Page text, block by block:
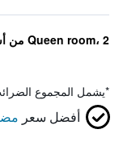
Queen room، 2 من أسرّة الكوين
*يشمل المجموع
أفضل سعر